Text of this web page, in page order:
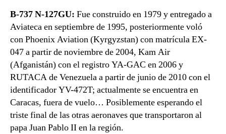
B-737 N-127GU: Fue construido en 1979 y entregado a
Aviateca en septiembre de 1995, posteriormente voló
con Phoenix Aviation (Kyrgyzstan) con matrícula EX-
047 a partir de noviembre de 2004, Kam Air
(Afganistán) con el registro YA-GAC en 2006 y
RUTACA de Venezuela a partir de junio de 2010 con el
identificador YV-472T; actualmente se encuentra en
Caracas, fuera de vuelo… Posiblemente esperando el
triste final de las otras aeronaves que transportaron al
papa Juan Pablo II en la región.